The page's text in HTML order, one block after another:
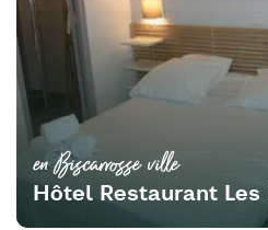
en Biscarrosse ville
Hôtel Restaurant